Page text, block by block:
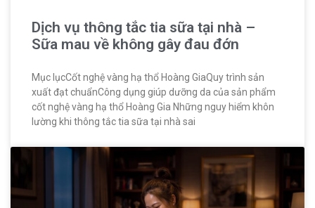
Dịch vụ thông tắc tia sữa tại nhà –
Sữa mau về không gây đau đớn
Mục lụcCốt nghệ vàng hạ thổ Hoàng GiaQuy trình sản
xuất đạt chuẩnCông dụng giúp dưỡng da của sản phẩm
cốt nghệ vàng hạ thổ Hoàng Gia Những nguy hiểm khôn
lường khi thông tắc tia sữa tại nhà sai